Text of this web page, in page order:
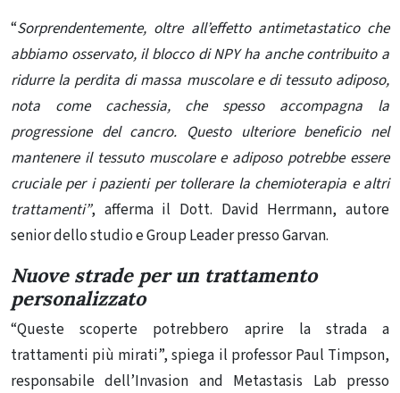
“Sorprendentemente, oltre all’effetto antimetastatico che
abbiamo osservato, il blocco di NPY ha anche contribuito a
ridurre la perdita di massa muscolare e di tessuto adiposo,
nota come cachessia, che spesso accompagna la
progressione del cancro. Questo ulteriore beneficio nel
mantenere il tessuto muscolare e adiposo potrebbe essere
cruciale per i pazienti per tollerare la chemioterapia e altri
trattamenti”, afferma il Dott. David Herrmann, autore
senior dello studio e Group Leader presso Garvan.
Nuove strade per un trattamento
personalizzato
“Queste scoperte potrebbero aprire la strada a
trattamenti più mirati”, spiega il professor Paul Timpson,
responsabile dell’Invasion and Metastasis Lab presso